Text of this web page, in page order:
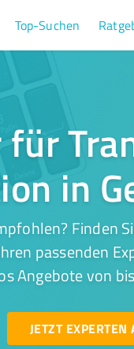
Top-Suchen
in
Finden
passenden
Angebote von
JETZT EXPERTEN